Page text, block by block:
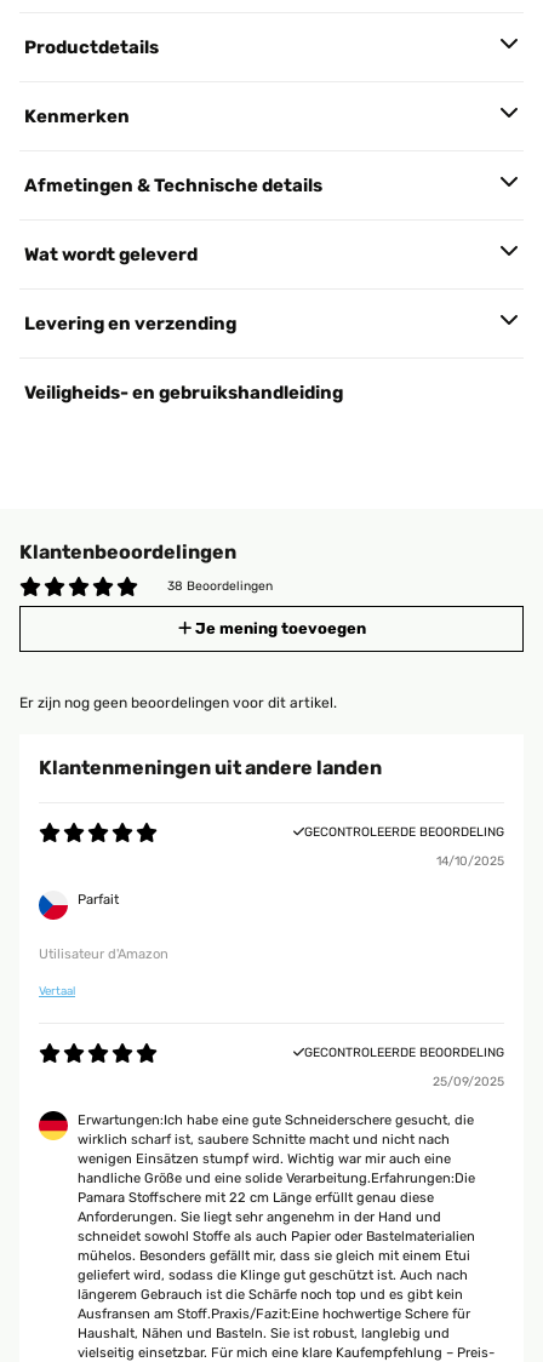
Productdetails
Kenmerken
Afmetingen & Technische details
Wat wordt geleverd
Levering en verzending
Veiligheids- en gebruikshandleiding
Klantenbeoordelingen
38 Beoordelingen
Je mening toevoegen
Er zijn nog geen beoordelingen voor dit artikel.
Klantenmeningen uit andere landen
GECONTROLEERDE BEOORDELING
14/10/2025
Parfait
Utilisateur d'Amazon
Vertaal
GECONTROLEERDE BEOORDELING
25/09/2025
Erwartungen:Ich habe eine gute Schneiderschere gesucht, die
wirklich scharf ist, saubere Schnitte macht und nicht nach
wenigen Einsätzen stumpf wird. Wichtig war mir auch eine
handliche Größe und eine solide Verarbeitung.Erfahrungen:Die
Pamara Stoffschere mit 22 cm Länge erfüllt genau diese
Anforderungen. Sie liegt sehr angenehm in der Hand und
schneidet sowohl Stoffe als auch Papier oder Bastelmaterialien
mühelos. Besonders gefällt mir, dass sie gleich mit einem Etui
geliefert wird, sodass die Klinge gut geschützt ist. Auch nach
längerem Gebrauch ist die Schärfe noch top und es gibt kein
Ausfransen am Stoff.Praxis/Fazit:Eine hochwertige Schere für
Haushalt, Nähen und Basteln. Sie ist robust, langlebig und
vielseitig einsetzbar. Für mich eine klare Kaufempfehlung – Preis-